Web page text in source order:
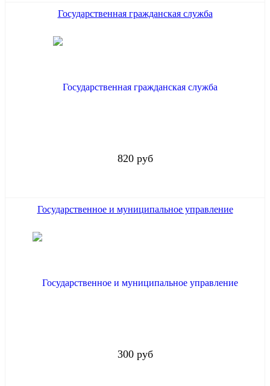
Государственная гражданская служба
820 руб
Государственное и муниципальное управление
300 руб